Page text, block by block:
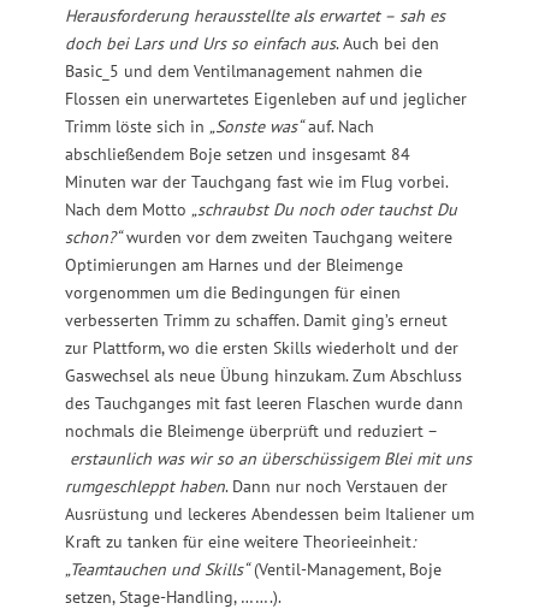
Herausforderung herausstellte als erwartet – sah es
doch bei Lars und Urs so einfach aus. Auch bei den
Basic_5 und dem Ventilmanagement nahmen die
Flossen ein unerwartetes Eigenleben auf und jeglicher
Trimm löste sich in „Sonste was“auf. Nach
abschließendem Boje setzen und insgesamt 84
Minuten war der Tauchgang fast wie im Flug vorbei.
Nach dem Motto „schraubst Du noch oder tauchst Du
schon?“wurden vor dem zweiten Tauchgang weitere
Optimierungen am Harnes und der Bleimenge
vorgenommen um die Bedingungen für einen
verbesserten Trimm zu schaffen. Damit ging’s erneut
zur Plattform, wo die ersten Skills wiederholt und der
Gaswechsel als neue Übung hinzukam. Zum Abschluss
des Tauchganges mit fast leeren Flaschen wurde dann
nochmals die Bleimenge überprüft und reduziert –
erstaunlich was wir so an überschüssigem Blei mit uns
rumgeschleppt haben. Dann nur noch Verstauen der
Ausrüstung und leckeres Abendessen beim Italiener um
Kraft zu tanken für eine weitere Theorieeinheit:
„Teamtauchen und Skills“(Ventil-Management, Boje
setzen, Stage-Handling, …….).